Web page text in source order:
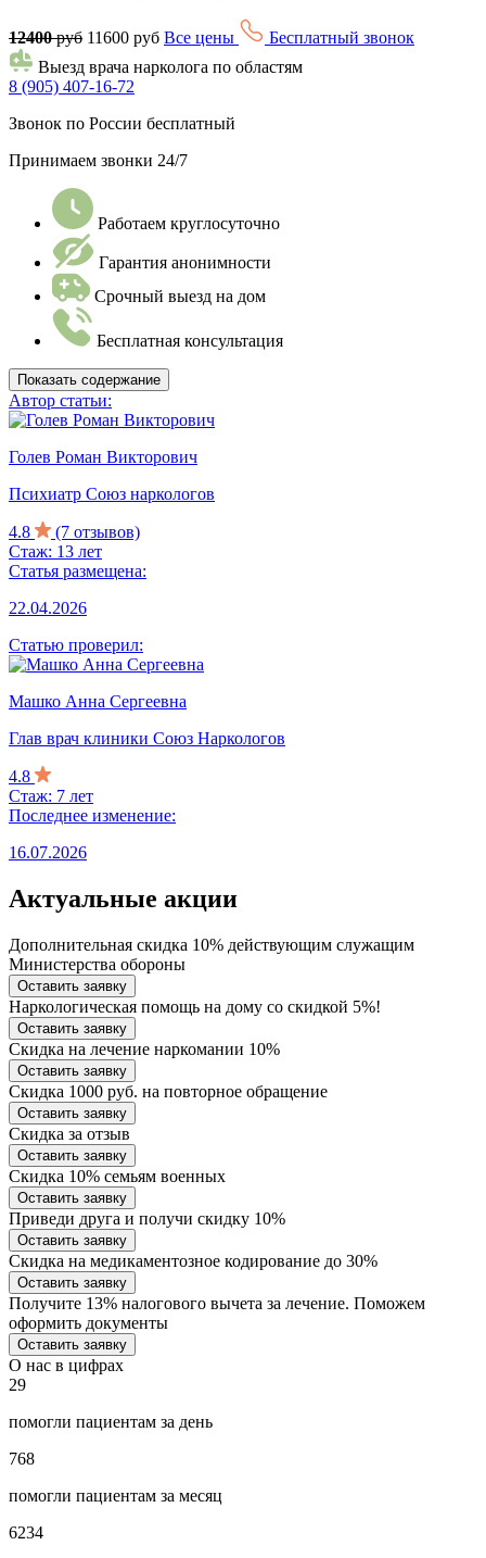
12400руб 11600 руб Все цены
Бесплатный звонок
Выезд врача нарколога по областям
8 (905) 407-16-72
Звонок по России бесплатный
Принимаем звонки 24/7
Работаем круглосуточно
Гарантия анонимности
Срочный выезд на дом
Бесплатная консультация
Показать содержание
Автор статьи:
Голев Роман Викторович
Психиатр Союз наркологов
4.8
(7 отзывов)
Стаж: 13 лет
Статья размещена:
22.04.2026
Статью проверил:
Машко Анна Сергеевна
Глав врач клиники Союз Наркологов
4.8
Стаж: 7 лет
Последнее изменение:
16.07.2026
Актуальные акции
Дополнительная скидка 10% действующим служащим
Министерства обороны
Оставить заявку
Наркологическая помощь на дому со скидкой 5%!
Оставить заявку
Скидка на лечение наркомании 10%
Оставить заявку
Скидка 1000 руб. на повторное обращение
Оставить заявку
Скидка за отзыв
Оставить заявку
Скидка 10% семьям военных
Оставить заявку
Приведи друга и получи скидку 10%
Оставить заявку
Скидка на медикаментозное кодирование до 30%
Оставить заявку
Получите 13% налогового вычета за лечение. Поможем
оформить документы
Оставить заявку
О нас в цифрах
29
помогли пациентам за день
768
помогли пациентам за месяц
6234